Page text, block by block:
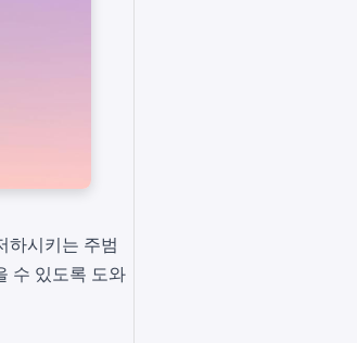
하시키는 주범
수 있도록 도와